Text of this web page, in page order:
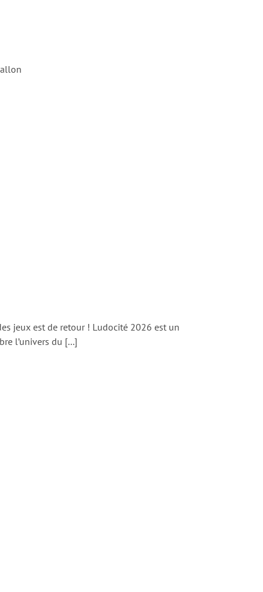
jeux est de retour ! Ludocité 2026 est un
l’univers du [...]